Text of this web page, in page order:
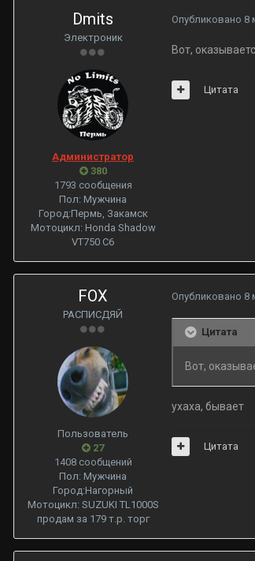
Dmits
Электроник
Администратор
380
1793 сообщения
Пол: Мужчина
Город:Пермь, Закамск
Мотоцикл: Honda Shadow
VT750 С6
Опубликовано 8
Вот,
Цитата
FOX
РАСПИСДЯЙ
Пользователь
27
1408 сообщений
Пол: Мужчина
Город:Нагорный
Мотоцикл: SUZUKI TL1000S
продам за 179 т.р. торг
Опубликовано 8
Цитата
Вот,
ухаха, бывает
Цитата